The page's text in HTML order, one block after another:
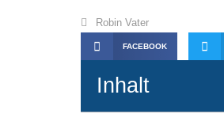
Robin Vater
FACEBOOK
Inhalt